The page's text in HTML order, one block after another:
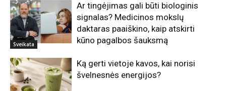
Sveikata
Ar tingėjimas gali būti biologinis
signalas? Medicinos mokslų
daktaras paaiškino, kaip atskirti
kūno pagalbos šauksmą
Ką gerti vietoje kavos, kai norisi
švelnesnės energijos?